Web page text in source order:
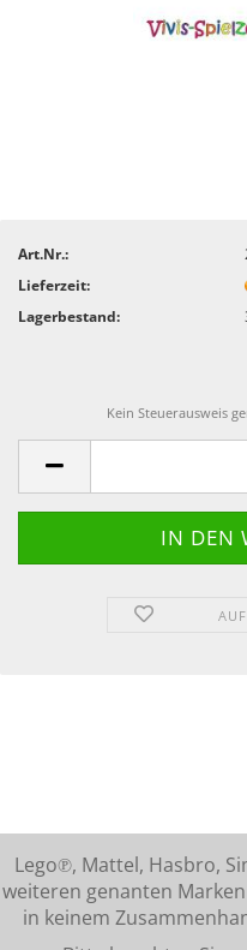
Art.Nr.:
Lieferzeit:
Lagerbestand:
Kein Steuerausweis
Lego℗, Mattel, Hasbro,
weiteren genanten
in keinem